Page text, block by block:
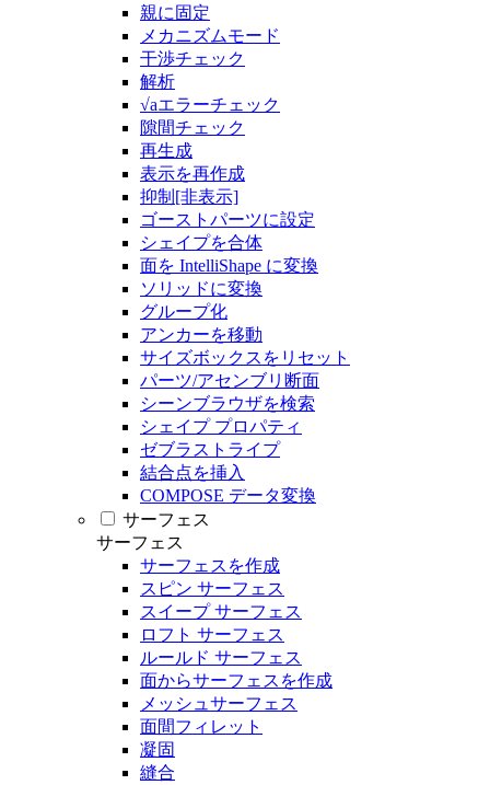
親に固定
メカニズムモード
干渉チェック
解析
√aエラーチェック
隙間チェック
再生成
表示を再作成
抑制[非表示]
ゴーストパーツに設定
シェイプを合体
面を IntelliShape に変換
ソリッドに変換
グループ化
アンカーを移動
サイズボックスをリセット
パーツ/アセンブリ断面
シーンブラウザを検索
シェイプ プロパティ
ゼブラストライプ
結合点を挿入
COMPOSE データ変換
サーフェス
サーフェス
サーフェスを作成
スピン サーフェス
スイープ サーフェス
ロフト サーフェス
ルールド サーフェス
面からサーフェスを作成
メッシュサーフェス
面間フィレット
凝固
縫合